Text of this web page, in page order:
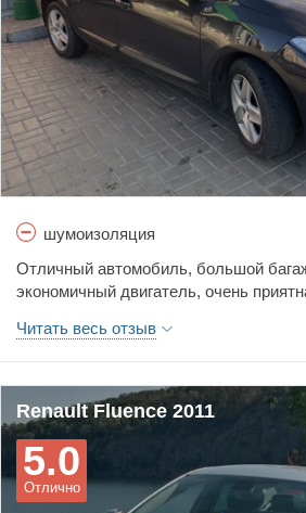
что любителям езды на рыбалку, по
целом машиной очень доволен так
попробовать данную модель!
шумоизоляция
Отличный автомобиль, большой
экономичный двигатель, очень
Машиной очень был доволен, жалко
Читать весь отзыв
Renault Fluence 2011
Отлично
5.0